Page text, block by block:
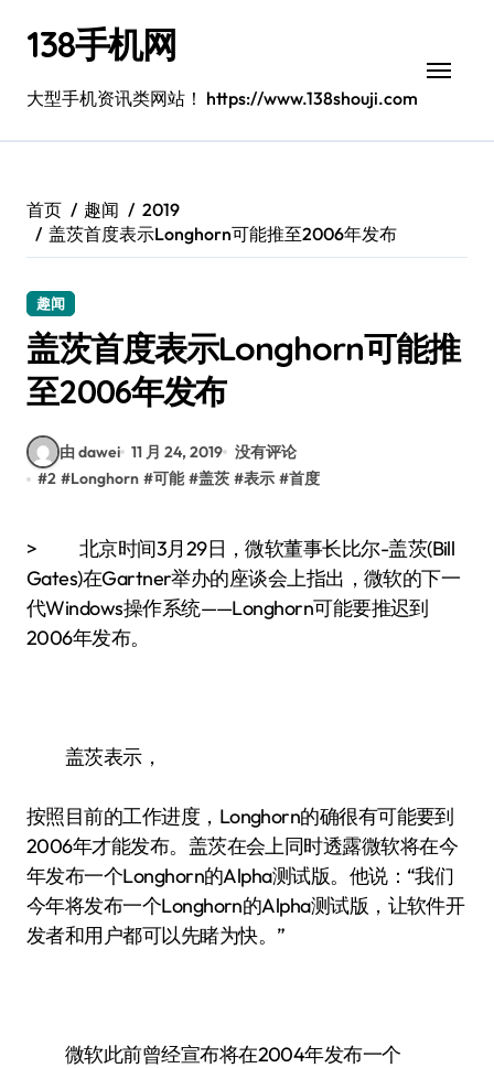
138手机网
大型手机资讯类网站！ https://www.138shouji.com
首页 趣闻
2019
盖茨首度表示Longhorn可能推至2006年发布
趣闻
盖茨首度表示Longhorn可能推
至2006年发布
由 dawei 11 月 24, 2019 没有评论
#2 #Longhorn #可能 #盖茨 #表示 #首度
> 北京时间3月29日，微软董事长比尔-盖茨(Bill
Gates)在Gartner举办的座谈会上指出，微软的下一
代Windows操作系统——Longhorn可能要推迟到
2006年发布。
盖茨表示，
按照目前的工作进度，Longhorn的确很有可能要到
2006年才能发布。盖茨在会上同时透露微软将在今
年发布一个Longhorn的Alpha测试版。他说：“我们
今年将发布一个Longhorn的Alpha测试版，让软件开
发者和用户都可以先睹为快。”
微软此前曾经宣布将在2004年发布一个